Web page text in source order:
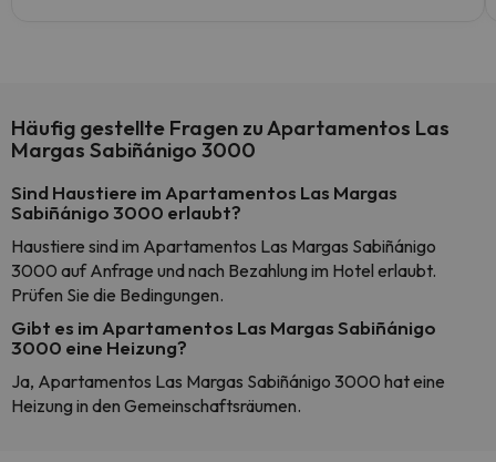
Häufig gestellte Fragen zu Apartamentos Las
Margas Sabiñánigo 3000
Sind Haustiere im Apartamentos Las Margas
Sabiñánigo 3000 erlaubt?
Haustiere sind im Apartamentos Las Margas Sabiñánigo
3000 auf Anfrage und nach Bezahlung im Hotel erlaubt.
Prüfen Sie die Bedingungen.
Gibt es im Apartamentos Las Margas Sabiñánigo
3000 eine Heizung?
Ja, Apartamentos Las Margas Sabiñánigo 3000 hat eine
Heizung in den Gemeinschaftsräumen.